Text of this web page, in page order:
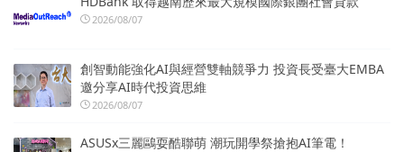
2026/08/07
創智動能強化AI與經營雙軸競爭力 投資長受臺大EMBA
邀分享AI時代投資思維
2026/08/07
ASUSx三麗鷗耍酷聯萌 潮玩開學祭搶抱AI筆電！